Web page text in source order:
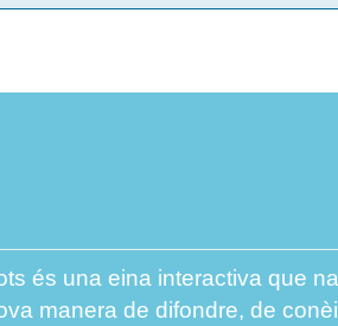
és una eina interactiva que
manera de difondre, de